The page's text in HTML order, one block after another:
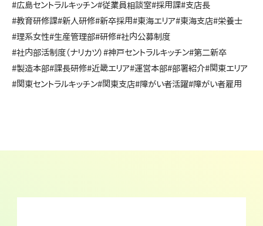
#広島セントラルキッチン#従業員相談室#採用課#支店長
#教育研修課#新人研修#新卒採用#東海エリア#東海支店#栄養士
#理系女性#生産管理部#研修#社内公募制度
#社内部活制度（ナリカツ） #神戸セントラルキッチン#第二新卒
#製造本部#課長研修#近畿エリア#運営本部#部署紹介#関東エリア
#関東セントラルキッチン#関東支店#障がい者活躍#障がい者雇用